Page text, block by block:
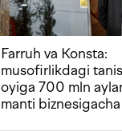
Farruh va Konsta:
musofirlikdagi
oyiga 700 mln
manti biznesigacha